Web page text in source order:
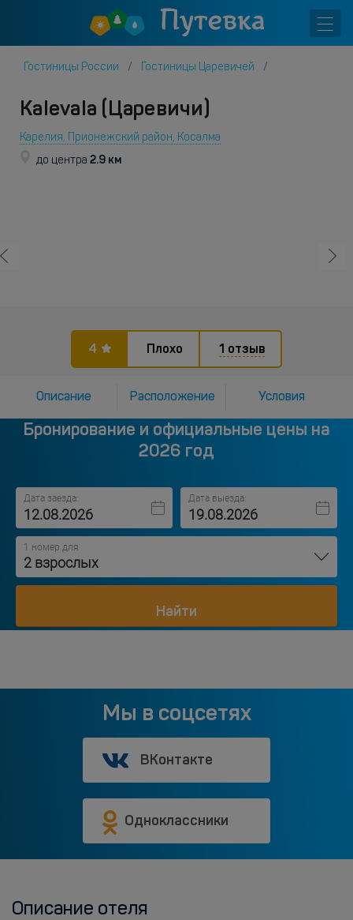
Гостиницы России Гостиницы Царевичей
Kalevala (Царевичи)
Карелия, Прионежский район, Косалма
до центра 2.9 км
4 Плохо 1 отзыв
Описание Расположение Условия
Бронирование и официальные цены на
2026 год
Дата заезда: Дата выезда:
1 номер для
2 взрослых
Найти
Мы в соцсетях
ВКонтакте
Одноклассники
Описание отеля